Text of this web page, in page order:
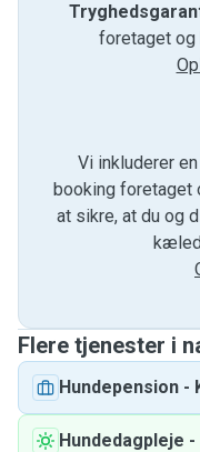
foretaget og
Vi inkluderer
booking foretaget
at sikre, at du og
Flere tjenester i
Hundepension -
Hundedagpleje -